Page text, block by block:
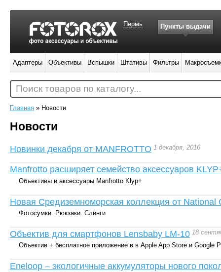
Главная » Новости
Новости
Новинки декабря от MANFROTTO 1 декабря, 2016
Manfrotto расширяет семейство аксессуаров
Объективы и аксессуары Manfrotto Klyp+
Новая Средиземноморская коллекция от National
Фотосумки. Рюкзаки. Слинги
Объектив для смартфонов Lensbaby LM-10 18
Объектив + бесплатное приложение в в Apple App Store и Google
Eneloop – экологичные аккумуляторы нового
Пермь Пункты выдачи
Адаптеры Объективы Вспышки Штативы Фильтры
Поиск товаров по каталогу...